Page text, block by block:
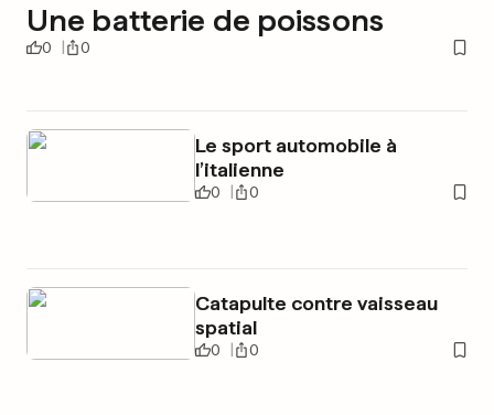
Une batterie de poissons
0 0
Le sport automobile à
l’italienne
0 0
Catapulte contre vaisseau
spatial
0 0